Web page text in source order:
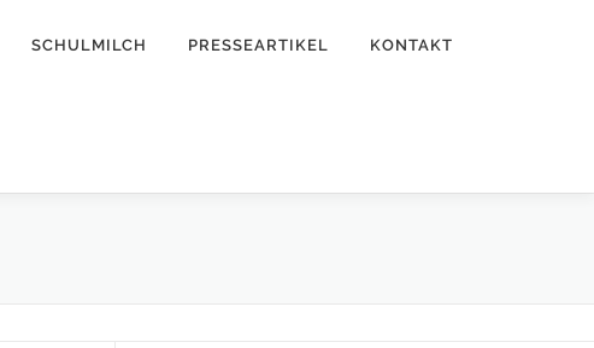
SCHULMILCH PRESSEARTIKEL KONTAKT